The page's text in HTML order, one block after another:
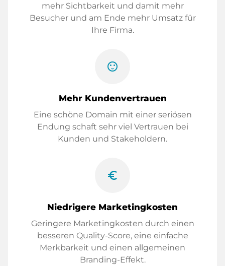
mehr Sichtbarkeit und damit mehr
Besucher und am Ende mehr Umsatz für
Ihre Firma.
sentiment_satisfied
Mehr Kundenvertrauen
Eine schöne Domain mit einer seriösen
Endung schaft sehr viel Vertrauen bei
Kunden und Stakeholdern.
euro_symbol
Niedrigere Marketingkosten
Geringere Marketingkosten durch einen
besseren Quality-Score, eine einfache
Merkbarkeit und einen allgemeinen
Branding-Effekt.